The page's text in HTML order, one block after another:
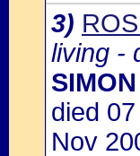
3)
living -
died
Nov